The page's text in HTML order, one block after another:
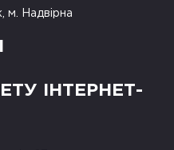
м. Надвірна
ІНТЕРНЕТ-